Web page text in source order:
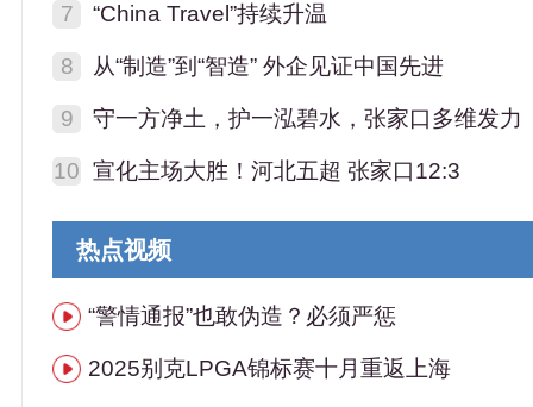
7 “China Travel”持续升温
8 从“制造”到“智造” 外企见证中国先进
9 守一方净土，护一泓碧水，张家口多维发力
10 宣化主场大胜！河北五超 张家口12:3
热点视频
“警情通报”也敢伪造？必须严惩
2025别克LPGA锦标赛十月重返上海